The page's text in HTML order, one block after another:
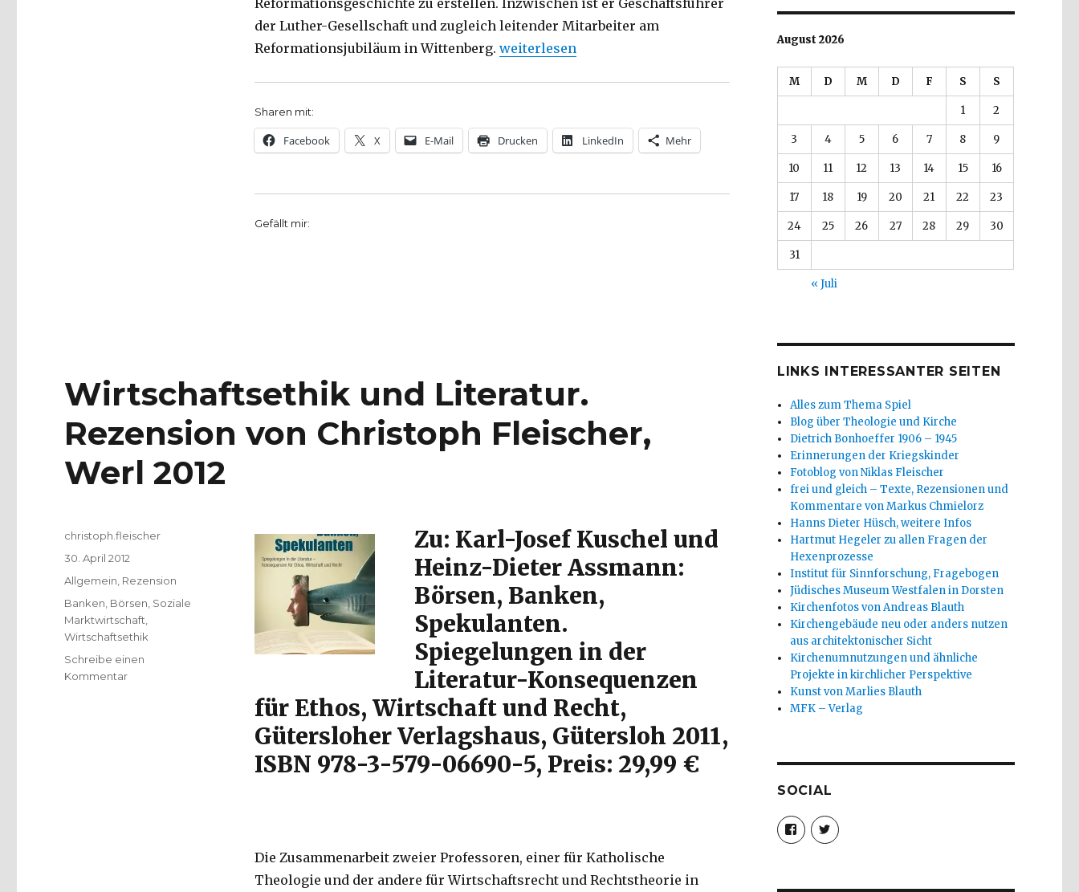
der Luther-Gesellschaft und zugleich leitender Mitarbeiter am
Reformationsjubiläum in Wittenberg. „Reformation in Bild und Text, Rezension von Christoph Fleischer, Welver 2017“
weiterlesen
Sharen mit:
Facebook X E-Mail Drucken LinkedIn Mehr
Gefällt mir:
Wirtschaftsethik und Literatur.
Rezension von Christoph Fleischer,
Werl 2012
Zu: Karl-Josef Kuschel und
Heinz-Dieter Assmann:
Börsen, Banken,
Spekulanten.
Spiegelungen in der
Literatur-Konsequenzen
für Ethos, Wirtschaft und Recht,
Gütersloher Verlagshaus, Gütersloh 2011,
ISBN 978-3-579-06690-5, Preis: 29,99 €
Die Zusammenarbeit zweier Professoren, einer für Katholische
Theologie und der andere für Wirtschaftsrecht und Rechtstheorie in
Autor
christoph.fleischer
Veröffentlicht
am
30. April 2012
Kategorien
Allgemein Rezension
Schlagwörter
Banken Börsen Soziale
Marktwirtschaft
Wirtschaftsethik
Schreibe einen
Kommentarzu
August 2026
M D M D F S S
1 2
3 4 5 6 7 8 9
10 11 12 13 14 15 16
17 18 19 20 21 22 23
24 25 26 27 28 29 30
31
« Juli
LINKS INTERESSANTER SEITEN
Alles zum Thema Spiel
Blog über Theologie und Kirche
Dietrich Bonhoeffer 1906 – 1945
Erinnerungen der Kriegskinder
Fotoblog von Niklas Fleischer
frei und gleich – Texte, Rezensionen und
Kommentare von Markus Chmielorz
Hanns Dieter Hüsch, weitere Infos
Hartmut Hegeler zu allen Fragen der
Hexenprozesse
Institut für Sinnforschung, Fragebogen
Jüdisches Museum Westfalen in Dorsten
Kirchenfotos von Andreas Blauth
Kirchengebäude neu oder anders nutzen
aus architektonischer Sicht
Kirchenumnutzungen und ähnliche
Projekte in kirchlicher Perspektive
Kunst von Marlies Blauth
MFK – Verlag
SOCIAL
Profil
von
christoph.fleischer1
anzeigen
Profil
von
anzeigen